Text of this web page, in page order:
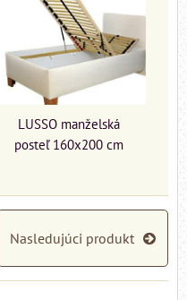
LUSSO manželská
posteľ 160x200 cm
Nasledujúci produkt